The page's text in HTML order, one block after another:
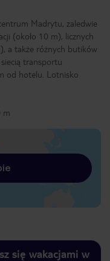
Madrytu, zaledwie
(około 10 m), licznych
a także różnych butików
transportu
od hotelu. Lotnisko
m
się wakacjami w